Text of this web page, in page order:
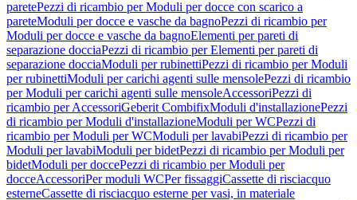
paretePezzi di ricambio per Moduli per docce con scarico a
pareteModuli per docce e vasche da bagnoPezzi di ricambio per
Moduli per docce e vasche da bagnoElementi per pareti di
separazione docciaPezzi di ricambio per Elementi per pareti di
separazione docciaModuli per rubinettiPezzi di ricambio per Moduli
per rubinettiModuli per carichi agenti sulle mensolePezzi di ricambio
per Moduli per carichi agenti sulle mensoleAccessoriPezzi di
ricambio per AccessoriGeberit CombifixModuli d'installazionePezzi
di ricambio per Moduli d'installazioneModuli per WCPezzi di
ricambio per Moduli per WCModuli per lavabiPezzi di ricambio per
Moduli per lavabiModuli per bidetPezzi di ricambio per Moduli per
bidetModuli per doccePezzi di ricambio per Moduli per
docceAccessoriPer moduli WCPer fissaggiCassette di risciacquo
esterneCassette di risciacquo esterne per vasi, in materiale